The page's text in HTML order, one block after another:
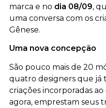
marca e no dia 08/09,
uma conversa com os
Gênese.
Uma nova concepção
São pouco mais de 20
quatro designers que já
criações incorporadas
agora, emprestam seus